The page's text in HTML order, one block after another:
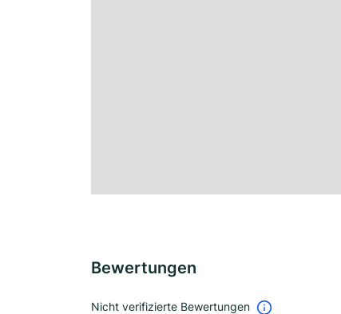
Bewertungen
Nicht verifizierte Bewertungen